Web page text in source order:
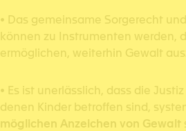
• Das gemeinsame Sorgerecht
können zu Instrumenten werden,
ermöglichen, weiterhin Gewalt
• Es ist unerlässlich, dass die
denen Kinder betroffen sind,
möglichen Anzeichen von Gewalt